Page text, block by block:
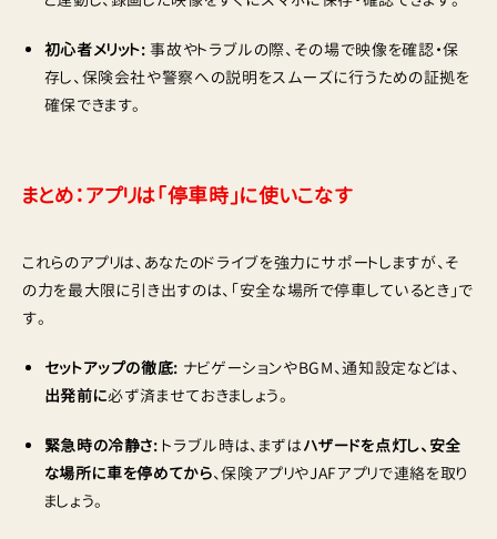
初心者メリット: 事故やトラブルの際、その場で映像を確認・保
存し、保険会社や警察への説明をスムーズに行うための証拠を
確保できます。
まとめ：アプリは「停車時」に使いこなす
これらのアプリは、あなたのドライブを強力にサポートしますが、そ
の力を最大限に引き出すのは、「安全な場所で停車しているとき」で
す。
セットアップの徹底: ナビゲーションやBGM、通知設定などは、
出発前に必ず済ませておきましょう。
緊急時の冷静さ: トラブル時は、まずはハザードを点灯し、安全
な場所に車を停めてから、保険アプリやJAFアプリで連絡を取り
ましょう。